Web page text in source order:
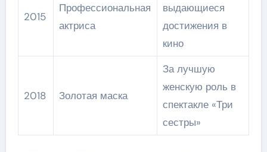
2015
Профессиональная
актриса
выдающиеся
достижения в
кино
2018 Золотая маска
За лучшую
женскую роль в
спектакле «Три
сестры»